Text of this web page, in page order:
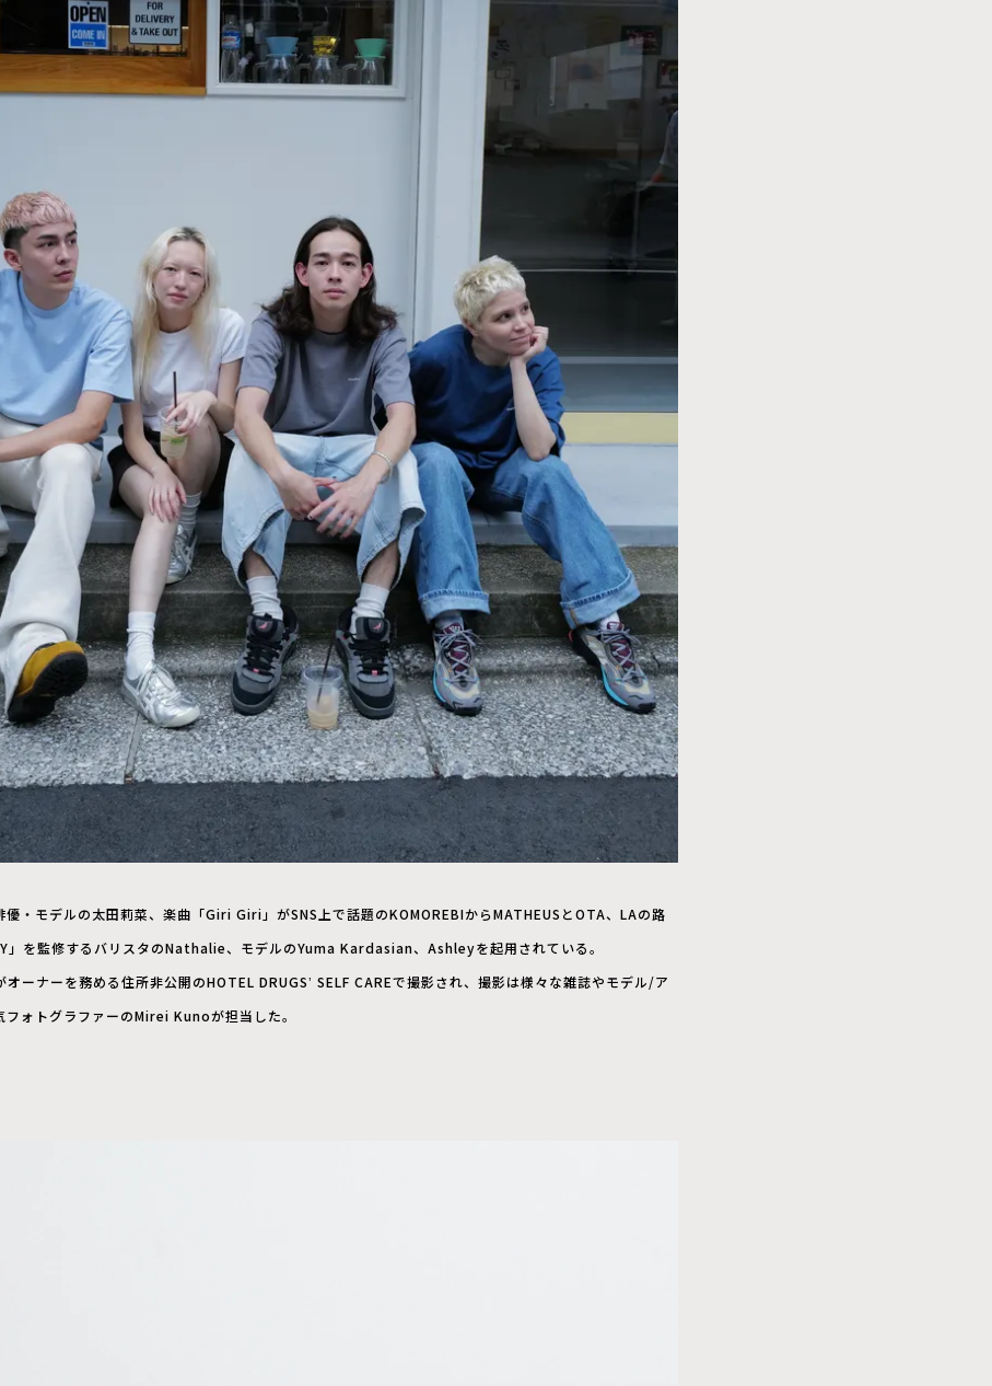
優・モデルの太田莉菜、楽曲「Giri Giri」がSNS上で話題のKOMOREBIからMATHEUSとOTA、LAの路
」を監修するバリスタのNathalie、モデルのYuma Kardasian、Ashleyを起用されている。
オーナーを務める住所非公開のHOTEL DRUGSʼ SELF CAREで撮影され、撮影は様々な雑誌やモデル/ア
フォトグラファーのMirei Kunoが担当した。